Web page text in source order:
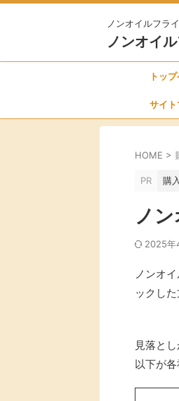
ノンオイルフラ
ノンオイ
トッ
サイ
HOME >
PR 購
ノ
2025年
ノンオ
ックした
見落と
以下が